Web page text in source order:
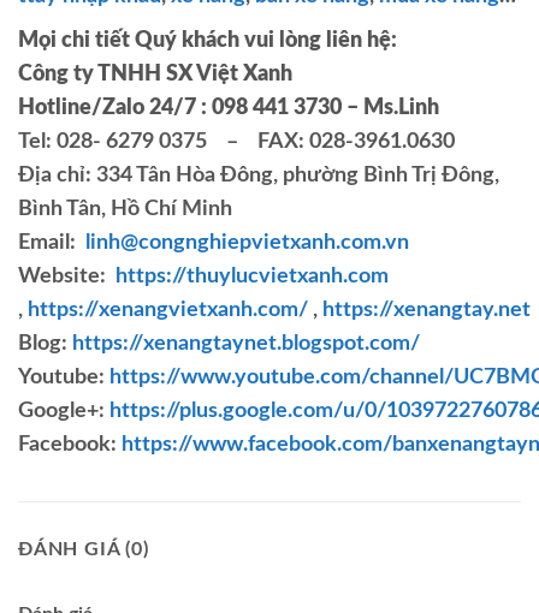
Mọi chi tiết Quý khách vui lòng liên hệ:
Công ty TNHH SX Việt Xanh
Hotline/Zalo 24/7 : 098 441 3730 – Ms.Linh
Tel: 028- 6279 0375 – FAX: 028-3961.0630
Địa chỉ: 334 Tân Hòa Đông, phường Bình Trị Đông,
Bình Tân, Hồ Chí Minh
Email:
linh@congnghiepvietxanh.com.vn
Website:
https://thuylucvietxanh.com
, https://xenangvietxanh.com/ , https://xenangtay.net
Blog: https://xenangtaynet.blogspot.com/
Youtube: https://www.youtube.com/channel/
Google+: https://plus.google.com/u/0/
Facebook: https://www.facebook.com/
ĐÁNH GIÁ (0)